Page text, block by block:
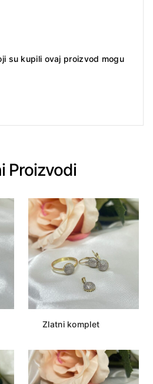
su kupili ovaj proizvod mogu
Proizvodi
Zlatni komplet